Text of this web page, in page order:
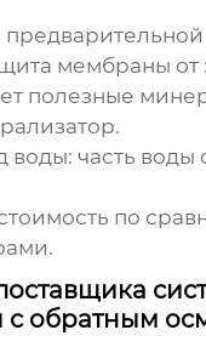
мембраны от
полезные
часть воды
по
с обратным